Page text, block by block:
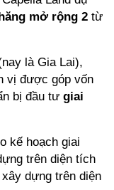
mở rộng 2 từ
là Gia Lai),
vị được góp vốn
bị đầu tư giai
kế hoạch giai
trên diện tích
dựng trên diện